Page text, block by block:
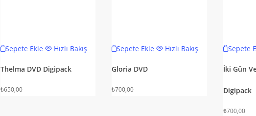
Sepete Ekle Hızlı Bakış
Thelma DVD Digipack
₺650,00
Sepete Ekle Hızlı Bakış
Gloria DVD
₺700,00
Sepete
İki Gün
Digipack
₺700,00